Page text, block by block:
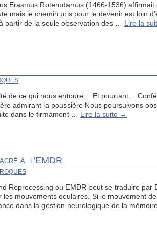
Erasmus Roterodamus (1466-1536)
mais le chemin pris pour le devenir est loin
partir de la seule observation des … Lire la
de ce qui nous entoure… Et pourtant…
admirant la poussière Nous poursuivons
dans le firmament … Lire la suite →
à l'EMDR
Reprocessing ou EMDR peut se traduire par
les mouvements oculaires. Si le mouvement
dans la gestion neurologique de la